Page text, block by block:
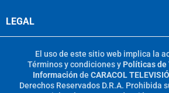
LEGAL
El uso de este sitio web implica la
Términos y condicionesy Políticas de
Información de CARACOL
Derechos Reservados D.R.A. Prohibida